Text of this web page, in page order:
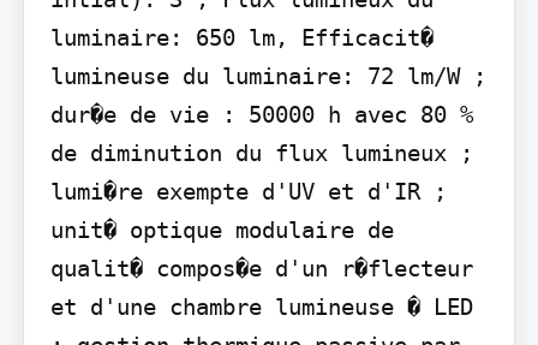
luminaire: 650 lm, Efficacit�
lumineuse du luminaire: 72 lm/W ;
dur�e de vie : 50000 h avec 80 %
de diminution du flux lumineux ;
lumi�re exempte d'UV et d'IR ;
unit� optique modulaire de
qualit� compos�e d'un r�flecteur
et d'une chambre lumineuse � LED